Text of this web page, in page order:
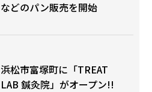
などのパン販売を開始
浜松市富塚町に「TREAT
LAB 鍼灸院」がオープン!!